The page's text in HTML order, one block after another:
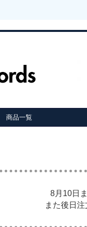
商品一覧
8月10日
また後日